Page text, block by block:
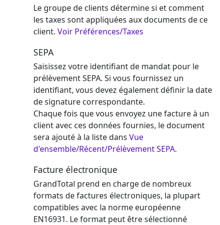
Le groupe de clients détermine si et comment
les taxes sont appliquées aux documents de ce
client. Voir Préférences/Taxes
SEPA
Saisissez votre identifiant de mandat pour le
prélèvement SEPA. Si vous fournissez un
identifiant, vous devez également définir la date
de signature correspondante.
Chaque fois que vous envoyez une facture à un
client avec ces données fournies, le document
sera ajouté à la liste dans Vue
d'ensemble/Récent/Prélèvement SEPA.
Facture électronique
GrandTotal prend en charge de nombreux
formats de factures électroniques, la plupart
compatibles avec la norme européenne
EN16931. Le format peut être sélectionné